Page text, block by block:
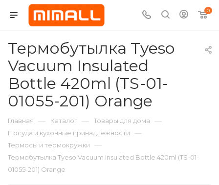
0
Термобутылка Tyeso
Vacuum Insulated
Bottle 420ml (TS-01-
01055-201) Orange
Главная — Каталог — Товары для дома —
Посуда и кухонные принадлежности —
Термосы и термокружки —
Термобутылка Tyeso Vacuum Insulated Bottle 420ml (TS-01-
01055-201) Orange